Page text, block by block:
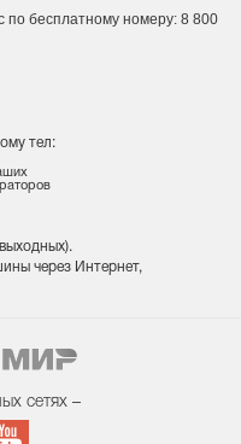
тел:
).
через Интернет,
по бесплатному номеру: 8 800
сетях –